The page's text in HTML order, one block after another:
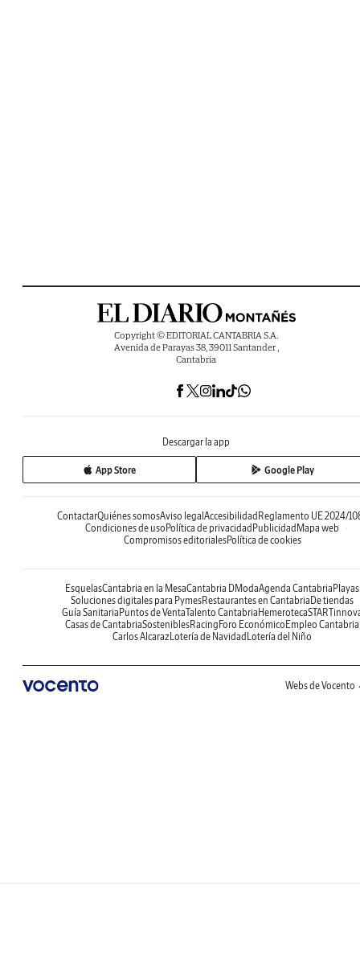
Copyright © EDITORIAL CANTABRIA S.A.
Avenida de Parayas 38, 39011 Santander ,
Cantabria
Descargar la app
App Store Google Play
ContactarQuiénes somosAviso legal Accesibilidad Reglamento UE 2024/
Condiciones de uso Política de privacidad Publicidad Mapa web
Compromisos editorialesPolítica de cookies
EsquelasCantabria en la MesaCantabria DModaAgenda Cantabria Playas
Soluciones digitales para PymesRestaurantes en Cantabria De tiendas
Guía Sanitaria Puntos de VentaTalento Cantabria Hemeroteca
Casas de CantabriaSosteniblesRacing Foro Económico Empleo Cantabria
Carlos AlcarazLotería de Navidad Lotería del Niño
Webs de Vocento